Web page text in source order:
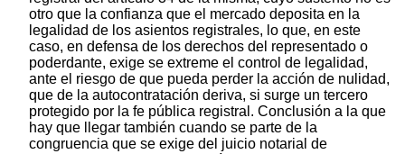
otro que la confianza que el mercado deposita en la
legalidad de los asientos registrales, lo que, en este
caso, en defensa de los derechos del representado o
poderdante, exige se extreme el control de legalidad,
ante el riesgo de que pueda perder la acción de nulidad,
que de la autocontratación deriva, si surge un tercero
protegido por la fe pública registral. Conclusión a la que
hay que llegar también cuando se parte de la
congruencia que se exige del juicio notarial de